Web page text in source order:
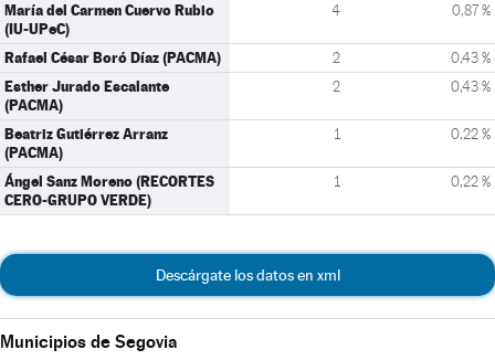
María del Carmen Cuervo Rubio
(IU-UPeC)
4 0,87 %
Rafael César Boró Díaz (PACMA) 2 0,43 %
Esther Jurado Escalante
(PACMA)
2 0,43 %
Beatriz Gutiérrez Arranz
(PACMA)
1 0,22 %
Ángel Sanz Moreno (RECORTES
CERO-GRUPO VERDE)
1 0,22 %
Descárgate los datos en xml
Municipios de Segovia